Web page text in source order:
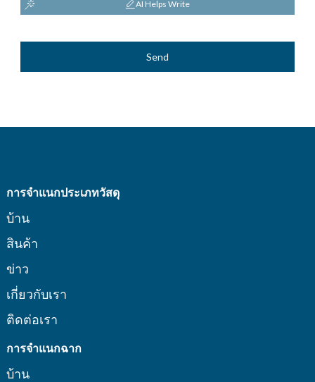
AI Helps Write
Send
การจำแนกประเภทวัสดุ
บ้าน
สินค้า
ข่าว
เกี่ยวกับเรา
ติดต่อเรา
การจำแนกฉาก
บ้าน